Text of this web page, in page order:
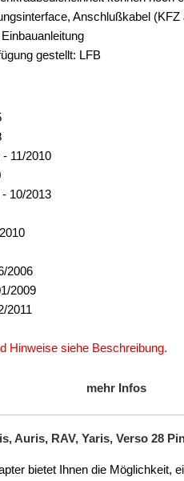
Anschlußkabel
gestellt: LFB
11/2010
10/2013
2006
2009
2011
Hinweise siehe Beschreibung.
mehr Infos
Auris, RAV, Yaris, Verso 28
bietet Ihnen die Möglichkeit,